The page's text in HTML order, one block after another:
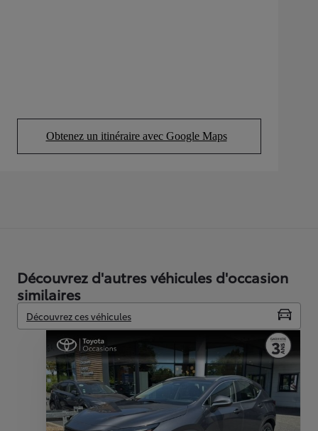
Obtenez un itinéraire avec Google Maps
(Opens in new tab)
Découvrez d'autres véhicules d'occasion
similaires
Découvrez ces véhicules